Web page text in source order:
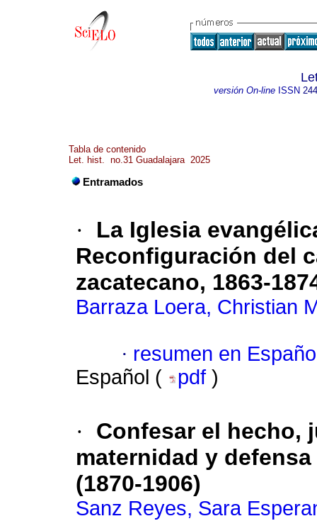
versión On-line ISSN
Tabla de contenido
Let. hist. no.31 Guadalajara 2025
Entramados
·
La Iglesia
Reconfiguración del
zacatecano, 1863-
Barraza Loera, Christian
· resumen en
Español (
pdf )
·
Confesar el hecho,
maternidad y
(1870-1906)
Sanz Reyes, Sara